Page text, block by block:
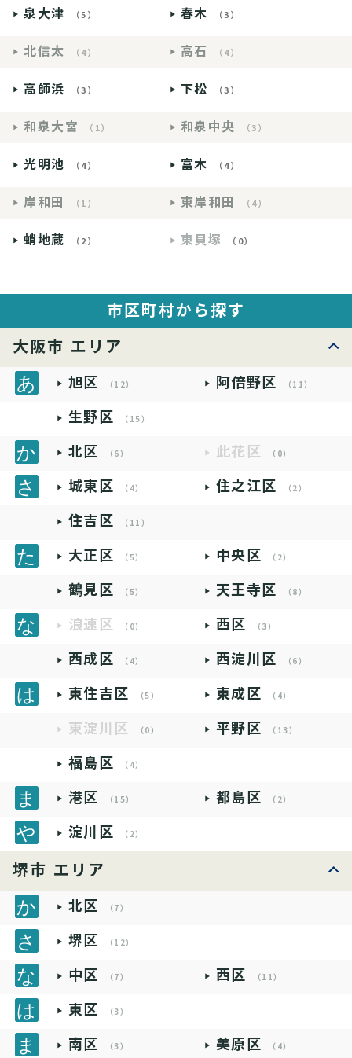
泉大津 （5） 春木 （3）
北信太 （4） 高石 （4）
高師浜 （3） 下松 （3）
和泉大宮 （1） 和泉中央 （3）
光明池 （4） 富木 （4）
岸和田 （1） 東岸和田 （4）
蛸地蔵 （2） 東貝塚 （0）
市区町村から探す
大阪市 エリア
旭区 （12） 阿倍野区 （11）
生野区 （15）
北区 （6） 此花区 （0）
城東区 （4） 住之江区 （2）
住吉区 （11）
大正区 （5） 中央区 （2）
鶴見区 （5） 天王寺区 （8）
浪速区 （0） 西区 （3）
西成区 （4） 西淀川区 （6）
東住吉区 （5） 東成区 （4）
東淀川区 （0） 平野区 （13）
福島区 （4）
港区 （15） 都島区 （2）
淀川区 （2）
堺市 エリア
北区 （7）
堺区 （12）
中区 （7） 西区 （11）
東区 （3）
南区 （3） 美原区 （4）